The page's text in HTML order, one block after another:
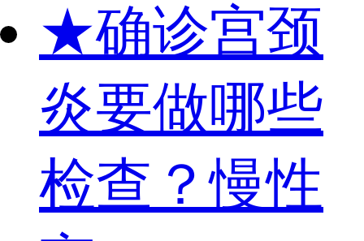
★确诊宫颈
炎要做哪些
检查？慢性